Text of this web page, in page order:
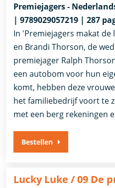
Premiejagers -
| 9789029057219 | 287
In 'Premiejagers makat
en Brandi Thorson, de
premiejager Ralph
een autobom voor hun
komt, hebben deze
het familiebedrijf voort te
met een berg rekeningen
Bestellen
Lucky Luke / 09 De